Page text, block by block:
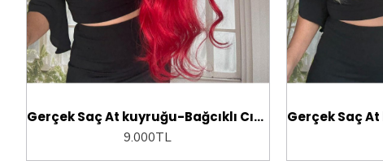
Gerçek Saç At kuyruğu-Bağcıklı Cırtcıtlı Orjinal saç
9.000TL